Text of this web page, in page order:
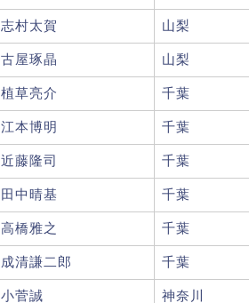
志村太賀 山梨
古屋琢晶 山梨
植草亮介 千葉
江本博明 千葉
近藤隆司 千葉
田中晴基 千葉
高橋雅之 千葉
成清謙二郎 千葉
小菅誠 神奈川